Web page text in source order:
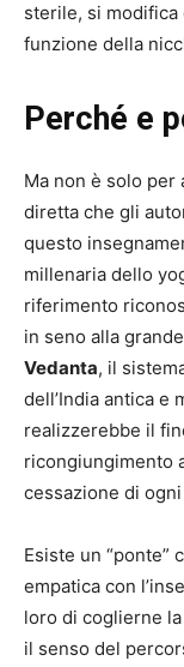
sterile, si
funzione della
Perché e
Ma non è solo
diretta che gli
questo
millenaria dello
riferimento
in seno alla
Vedanta, il
dell’India antica e
realizzerebbe il
ricongiungimento
cessazione di
Esiste un “ponte”
empatica con
loro di coglierne
il senso del